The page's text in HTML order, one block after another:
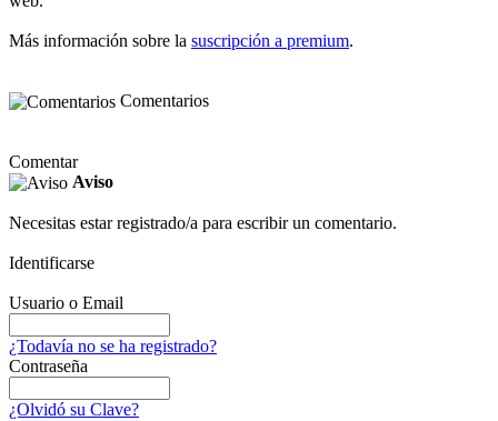
Más información sobre la suscripción a premium.
Comentarios
Comentar
Aviso
Necesitas estar registrado/a para escribir un comentario.
Identificarse
Usuario o Email
¿Todavía no se ha registrado?
Contraseña
¿Olvidó su Clave?